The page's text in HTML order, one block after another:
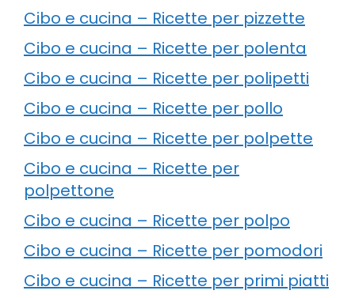
Cibo e cucina – Ricette per pizzette
Cibo e cucina – Ricette per polenta
Cibo e cucina – Ricette per polipetti
Cibo e cucina – Ricette per pollo
Cibo e cucina – Ricette per polpette
Cibo e cucina – Ricette per
polpettone
Cibo e cucina – Ricette per polpo
Cibo e cucina – Ricette per pomodori
Cibo e cucina – Ricette per primi piatti